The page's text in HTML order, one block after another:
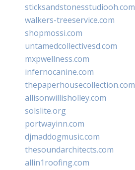
sticksandstonesstudiooh.com
walkers-treeservice.com
shopmossi.com
untamedcollectivesd.com
mxpwellness.com
infernocanine.com
thepaperhousecollection.com
allisonwillisholley.com
solslite.org
portwayinn.com
djmaddogmusic.com
thesoundarchitects.com
allin1roofing.com